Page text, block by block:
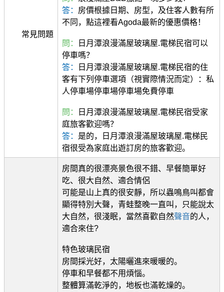
常見問題
答： 房價根據日期、房型，及住客人數有所
不同，點這裡看Agoda最新的優惠價格！
問：
日月潭浪漫滿屋玻璃屋.電梯民宿可以
停車嗎？
答：
日月潭浪漫滿屋玻璃屋.電梯民宿的住
客有下列停車選項（視實際情況而定）：私
人停車場停車場停車場免費停車
問：
日月潭浪漫滿屋玻璃屋.電梯民宿受家
庭旅客歡迎嗎？
答： 是的，日月潭浪漫滿屋玻璃屋.電梯民
宿很受為家庭出遊訂房的旅客歡迎。
房間真的很漂亮景色很不錯、早餐簡單好
吃、很大自然、適合情侶
可能是山上真的很安靜，所以蟲鳴鳥叫都會
顯得特別大聲，青蛙整晚一直叫，只能說太
大自然，很淺眠，當然喜歡自然聲音的人，
適合來住?
特色玻璃民宿
房間採光好，太陽曬進來暖暖的。
停車和早餐都不用煩惱。
整體算滿乾淨的，地板也滿乾燥的。